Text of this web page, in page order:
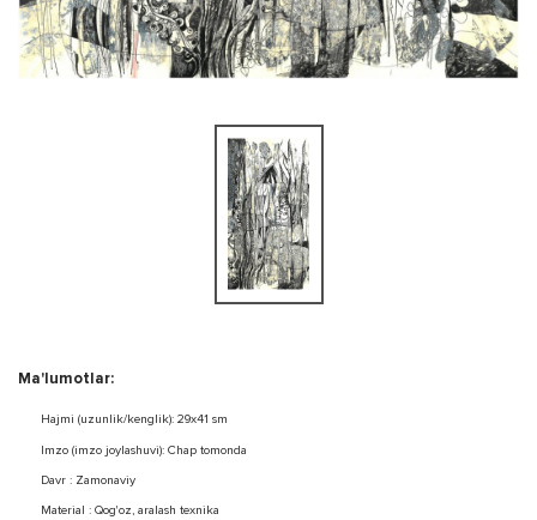
Ma'lumotlar:
Hajmi (uzunlik/kenglik): 29x41 sm
Imzo (imzo joylashuvi): Chap tomonda
Davr : Zamonaviy
Material : Qog'oz, aralash texnika